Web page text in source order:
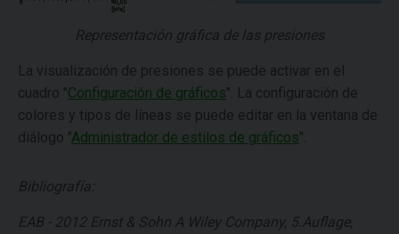
Representación gráfica de las presiones
La visualización de presiones se puede activar en el
cuadro "Configuración de gráficos". La configuración de
colores y tipos de líneas se puede editar en la ventana de
diálogo "Administrador de estilos de gráficos".
Bibliografía:
EAB - 2012 Ernst & Sohn A Wiley Company, 5.Auflage,